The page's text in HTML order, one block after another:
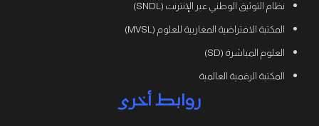
نظام التوثيق الوطني عبر الإنترنت (SNDL)
المكتبة الافتراضية المغاربية للعلوم (MVSL)
العلوم المباشرة (SD)
المكتبة الرقمية العالمية
روابط أخرى